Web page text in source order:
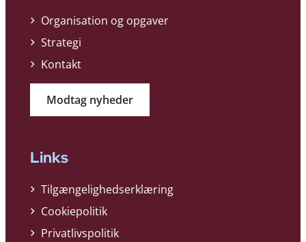
Organisation og opgaver
Strategi
Kontakt
Modtag nyheder
Links
Tilgængelighedserklæring
Cookiepolitik
Privatlivspolitik